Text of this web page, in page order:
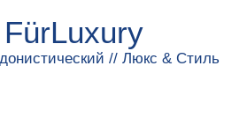
FürLuxury
// Люкс & Стиль